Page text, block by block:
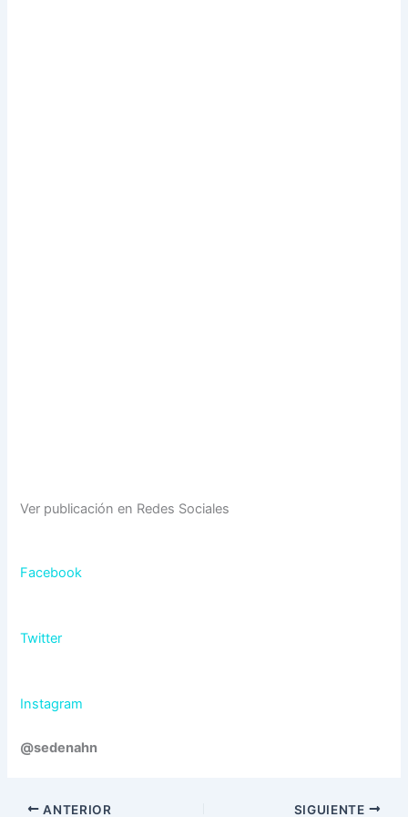
Ver publicación en Redes Sociales
Facebook
Twitter
Instagram
@sedenahn
ANTERIOR SIGUIENTE